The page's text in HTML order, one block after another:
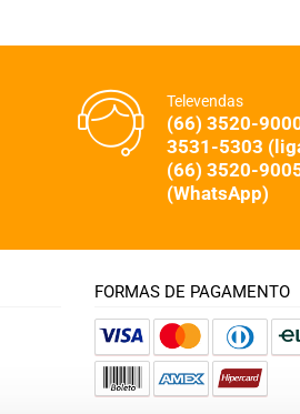
Televendas
(66) 3520-
3531-5303
(66) 3520-
(WhatsApp)
FORMAS DE PAGAMENTO